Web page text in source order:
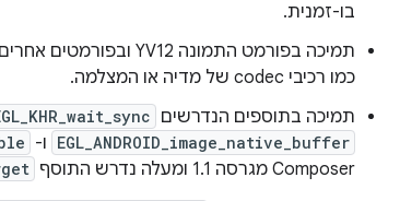
בו-זמנית.
כמו רכיבי codec של מדיה או המצלמה.
תמיכה בתוספים הנדרשים
EGL_ANDROID_image_native_buffer ו-
Composer מגרסה 1.1 ומעלה נדרש התוסף